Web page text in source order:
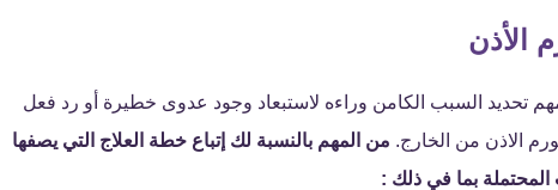
الأذن
تحديد السبب الكامن وراءه لاستبعاد وجود عدوى خطيرة أو رد فعل
الاذن من الخارج. من المهم بالنسبة لك إتباع خطة العلاج التي يصفها
بما في ذلك :